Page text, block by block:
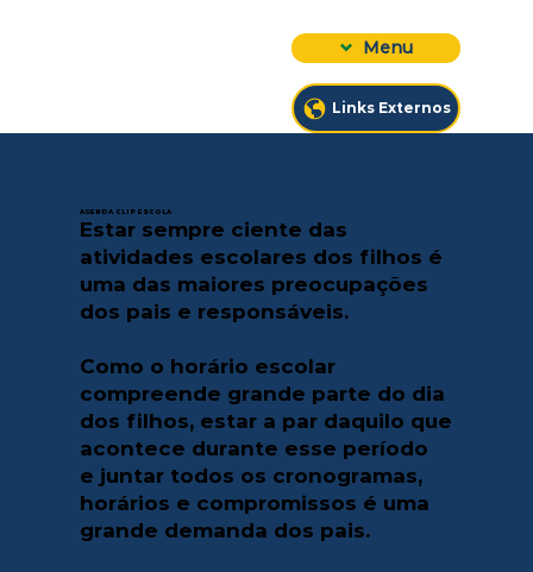
Menu
Links Externos
AGENDA CLIP ESCOLA
Estar sempre ciente das
atividades escolares dos filhos é
uma das maiores preocupações
dos pais e responsáveis.
Como o horário escolar
compreende grande parte do dia
dos filhos, estar a par daquilo que
acontece durante esse período
e juntar todos os cronogramas,
horários e compromissos é uma
grande demanda dos pais.